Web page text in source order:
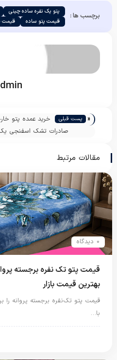
برچسب ها : پتو یک نفره ساده چینی
قیمت پتو ساده
قیمت
« پست قبلی
خرید عمده پتو
صادرات تشک اسفنجی
مقالات مرتبط
0 دیدگاه
قیمت پتو تک نفره برجسته
بهترین قیمت بازار
قیمت پتو تک‌نفره برجسته پروانه را
با…